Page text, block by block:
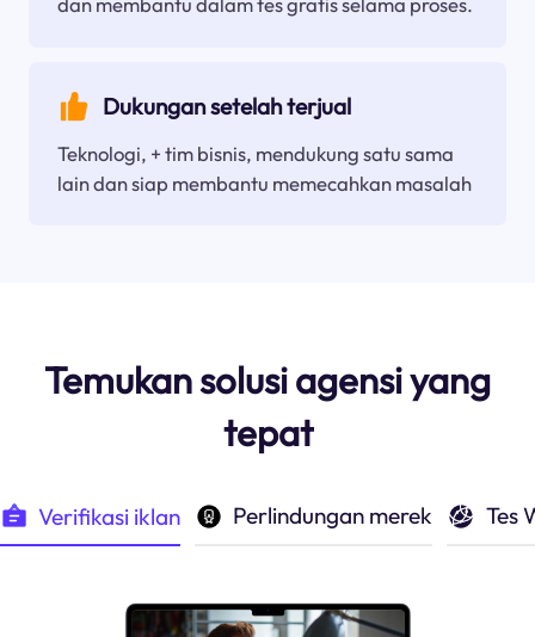
Dukungan setelah terjual
Teknologi, + tim bisnis, mendukung satu sama
lain dan siap membantu memecahkan masalah
Temukan solusi agensi yang
tepat
Verifikasi iklan Perlindungan merek Tes